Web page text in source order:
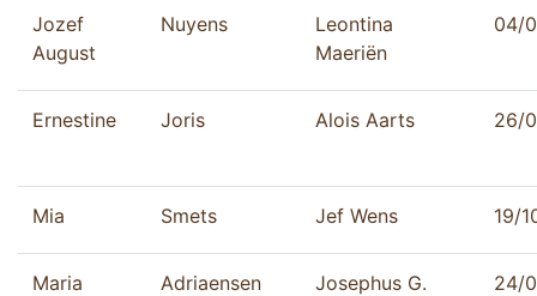
Jozef
August
Nuyens
Leontina
Maeriën
04/
Ernestine Joris Alois Aarts 26/
Mia Smets Jef Wens 19/
Maria
Adriaensen
Josephus G.
24/